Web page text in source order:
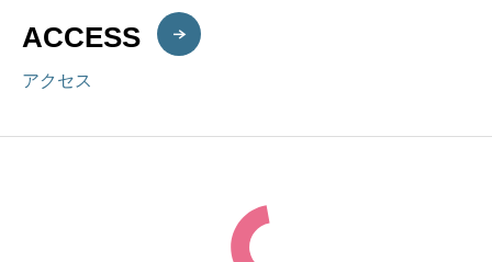
ACCESS
アクセス